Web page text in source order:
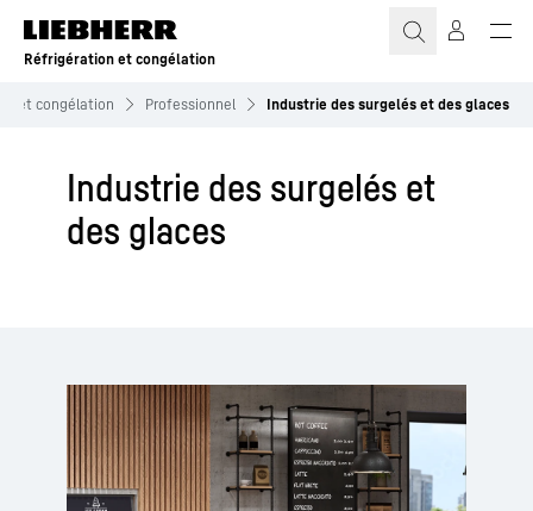
Réfrigération et congélation
et congélation Professionnel Industrie des surgelés et des glaces
Industrie des surgelés et
des glaces